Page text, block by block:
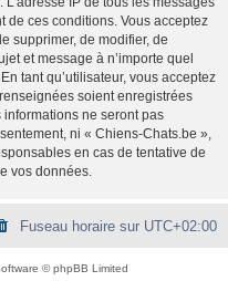
de ces conditions. Vous acceptez
supprimer, de modifier, de
et message à n’importe quel
tant qu’utilisateur, vous acceptez
soient enregistrées
ne seront pas
ni « Chiens-Chats.be »,
en cas de tentative de
vos données.
Fuseau horaire sur UTC+02:00
© phpBB Limited